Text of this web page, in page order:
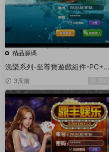
精品源碼
漁樂系列-至尊寶遊戲組件-PC+安
卓+蘋果3端
3周前 380